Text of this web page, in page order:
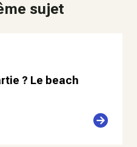
sujet
? Le beach